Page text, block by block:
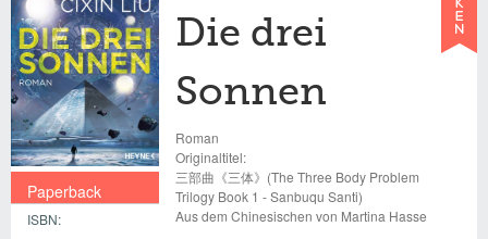
Paperback
ISBN:
Die drei
Sonnen
Roman
Originaltitel:
三部曲《三体》(The Three Body Problem
Trilogy Book 1 - Sanbuqu Santi)
Aus dem Chinesischen von Martina Hasse